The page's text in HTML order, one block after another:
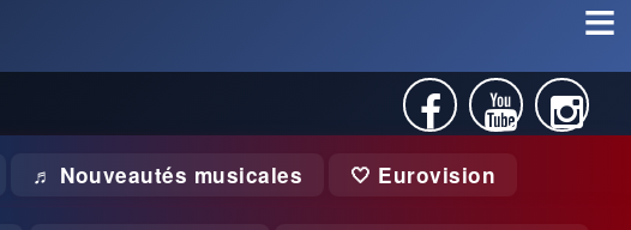
♬ Nouveautés musicales 🤍 Eurovision